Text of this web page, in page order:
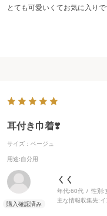
とても可愛いくてお気に入り
耳付き巾着❣️
サイズ：ベージュ
用途:自分用
くく
年代:60代 性別:
主な情報収集先: